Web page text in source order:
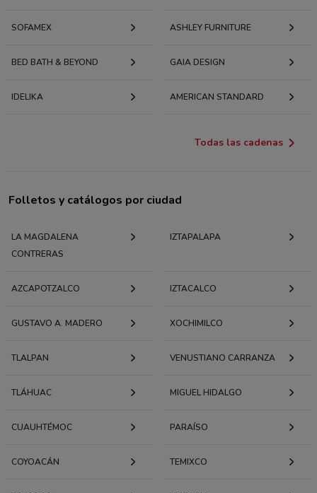
SOFAMEX ASHLEY FURNITURE
BED BATH & BEYOND GAIA DESIGN
IDELIKA AMERICAN STANDARD
Todas las cadenas
Folletos y catálogos por ciudad
LA MAGDALENA
CONTRERAS
IZTAPALAPA
AZCAPOTZALCO IZTACALCO
GUSTAVO A. MADERO XOCHIMILCO
TLALPAN VENUSTIANO CARRANZA
TLÁHUAC MIGUEL HIDALGO
CUAUHTÉMOC PARAÍSO
COYOACÁN TEMIXCO